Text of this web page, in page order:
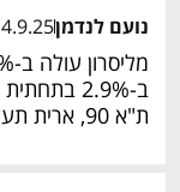
נועם לנדמן4.9.25
ת"א 90, ארית תעשיות יורדת ב-3.6% בתחתית.